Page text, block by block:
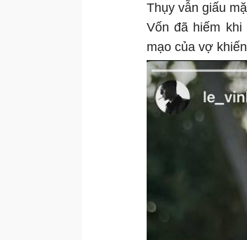
Thụy vẫn giấu
Vốn đã hiếm
mạo của vợ